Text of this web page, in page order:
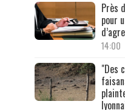
Près
pour
14:00
"Des